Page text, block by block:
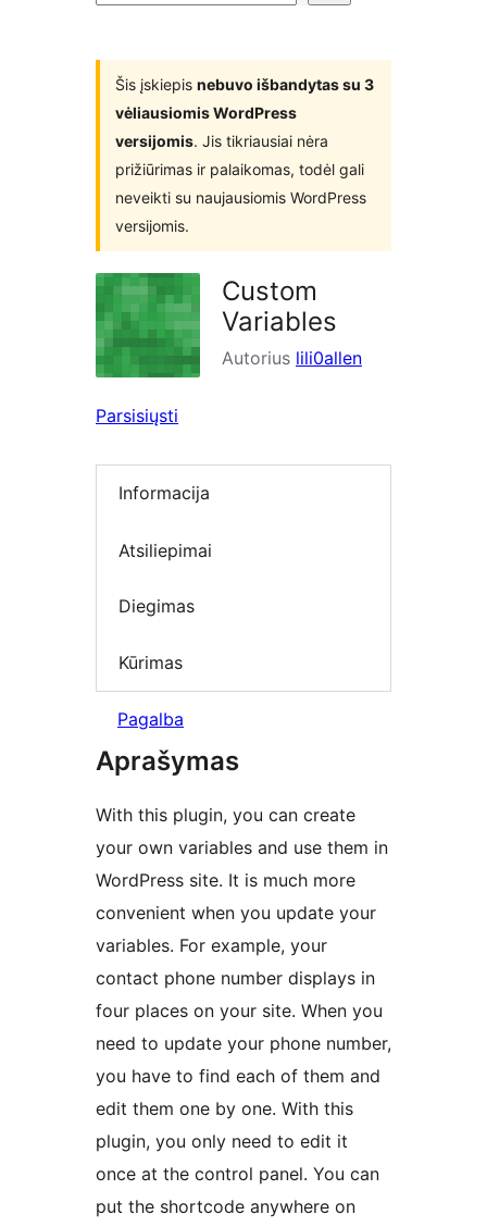
Šis įskiepis nebuvo išbandytas su 3
vėliausiomis WordPress
versijomis. Jis tikriausiai nėra
prižiūrimas ir palaikomas, todėl gali
neveikti su naujausiomis WordPress
versijomis.
Custom
Variables
Autorius lili0allen
Parsisiųsti
Informacija
Atsiliepimai
Diegimas
Kūrimas
Pagalba
Aprašymas
With this plugin, you can create
your own variables and use them in
WordPress site. It is much more
convenient when you update your
variables. For example, your
contact phone number displays in
four places on your site. When you
need to update your phone number,
you have to find each of them and
edit them one by one. With this
plugin, you only need to edit it
once at the control panel. You can
put the shortcode anywhere on